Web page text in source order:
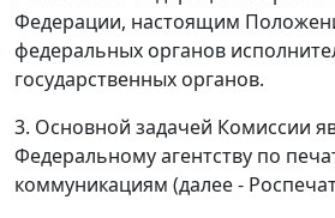
Федерации, настоящим
федеральных органов
государственных органов.
3. Основной задачей Комиссии
Федеральному агентству по
коммуникациям (далее -